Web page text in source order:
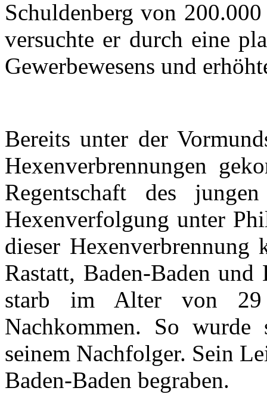
Schuldenberg von
versuchte er durch eine
Gewerbewesens und
Bereits unter der
Hexenverbrennungen
Regentschaft des jungen
Hexenverfolgung unter
dieser Hexenverbrennung
Rastatt, Baden-Baden und
starb
im Alter von
Nachkommen. Sowurde
seinem Nachfolger. Sein
Baden-Baden begraben.